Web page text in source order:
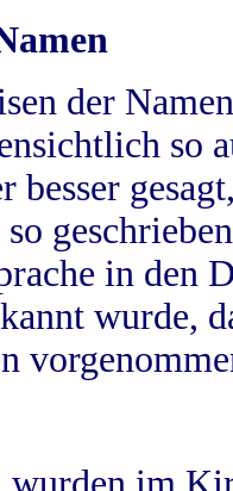
der
so
besser
so
in
wurde,